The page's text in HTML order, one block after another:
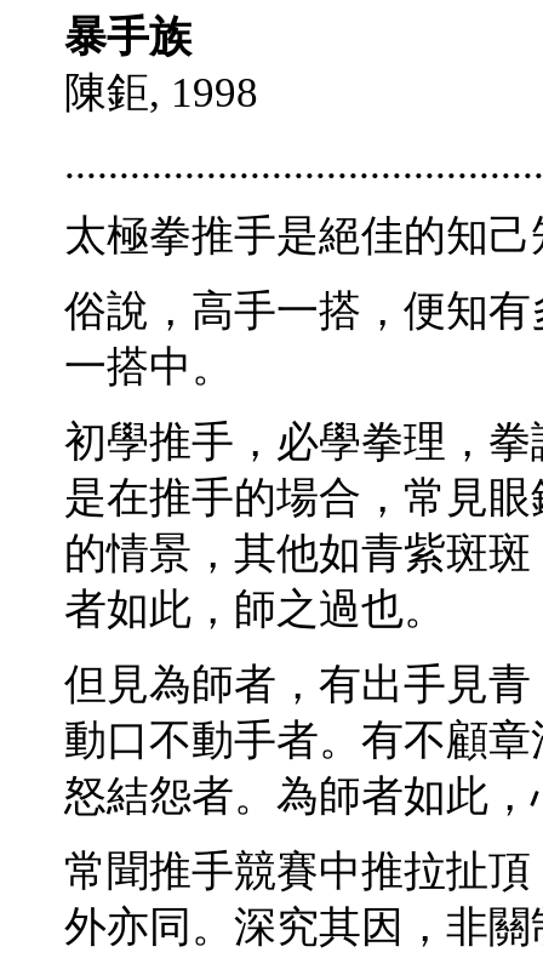
暴手族
陳鉅, 1998
太極拳推手是絕佳的知
俗說，高手一搭，便知
一搭中。
初學推手，必學拳理，
是在推手的場合，常見
的情景，其他如青紫斑
者如此，師之過也。
但見為師者，有出手見
動口不動手者。有不顧
怒結怨者。為師者如此
常聞推手競賽中推拉扯
外亦同。深究其因，非